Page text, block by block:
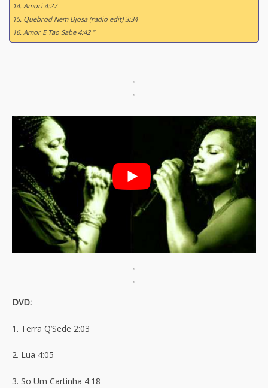
14. Amori 4:27
15. Quebrod Nem Djosa (radio edit) 3:34
16. Amor E Tao Sabe 4:42 ”
"
"
"
"
DVD:
1. Terra Q’Sede 2:03
2. Lua 4:05
3. So Um Cartinha 4:18